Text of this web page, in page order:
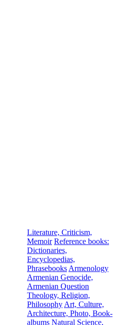
Literature, Criticism,
Memoir Reference books:
Dictionaries,
Encyclopedias,
Phrasebooks Armenology
Armenian Genocide,
Armenian Question
Theology, Religion,
Philosophy Art, Culture,
Architecture, Photo, Book-
albums Natural Science,